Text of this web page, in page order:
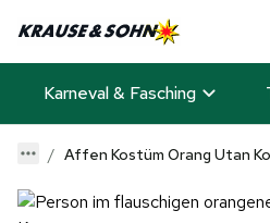
Karneval & Fasching
Affen Kostüm Orang Utan